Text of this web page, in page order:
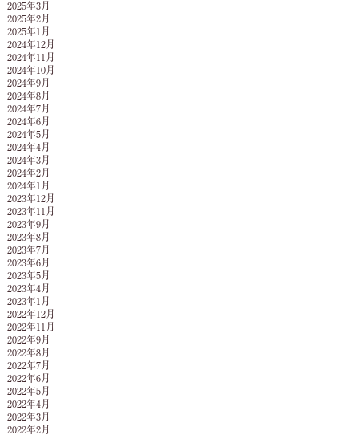
2025年3月
2025年2月
2025年1月
2024年12月
2024年11月
2024年10月
2024年9月
2024年8月
2024年7月
2024年6月
2024年5月
2024年4月
2024年3月
2024年2月
2024年1月
2023年12月
2023年11月
2023年9月
2023年8月
2023年7月
2023年6月
2023年5月
2023年4月
2023年1月
2022年12月
2022年11月
2022年9月
2022年8月
2022年7月
2022年6月
2022年5月
2022年4月
2022年3月
2022年2月